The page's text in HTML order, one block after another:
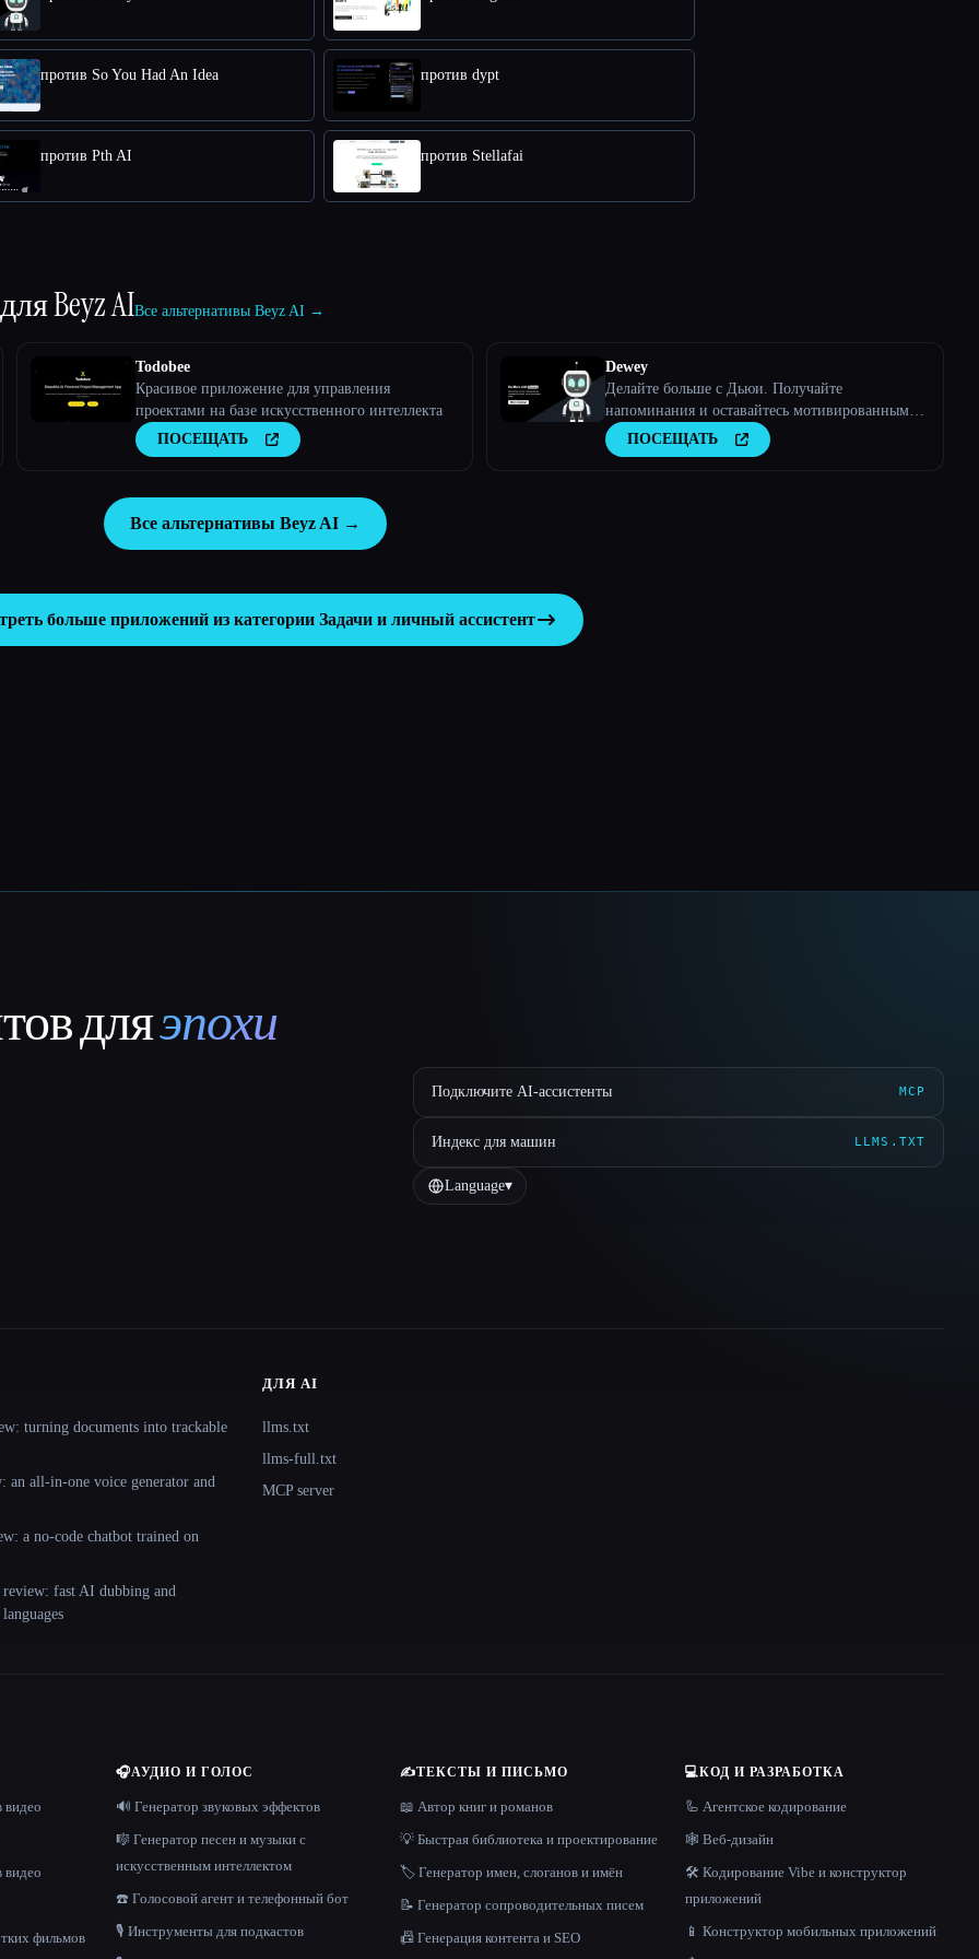
против So You Had An Idea против dypt
против Pth AI против Stellafai
Beyz AIВсе альтернативы Beyz AI →
Todobee
Красивое приложение для управления
проектами на базе искусственного интеллекта
ПОСЕЩАТЬ
Dewey
Делайте больше с Дьюи. Получайте
напоминания и оставайтесь мотивированными с
помощью текстовых сообщений от Дьюи,
вашего друга по подотчетности ИИ.
ПОСЕЩАТЬ
Все альтернативы Beyz AI →
больше приложений из категории Задачи и личный ассистент
дляэпохи
Подключите AI-ассистенты MCP
Индекс для машин LLMS.TXT
Language▾
turning documents into trackable
an all-in-one voice generator and
a no-code chatbot trained on
fast AI dubbing and
ДЛЯ AI
llms.txt
llms-full.txt
MCP server
видео
видео
фильмов
🎧АУДИО И ГОЛОС
🔊 Генератор звуковых эффектов
🎼 Генератор песен и музыки с
искусственным интеллектом
☎️ Голосовой агент и телефонный бот
🎙️ Инструменты для подкастов
✍️ТЕКСТЫ И ПИСЬМО
📖 Автор книг и романов
💡 Быстрая библиотека и проектирование
🏷️ Генератор имен, слоганов и имён
📝 Генератор сопроводительных писем
📠 Генерация контента и SEO
💻КОД И РАЗРАБОТКА
🦾 Агентское кодирование
🕸 Веб-дизайн
🛠️ Кодирование Vibe и конструктор
приложений
📱 Конструктор мобильных приложений